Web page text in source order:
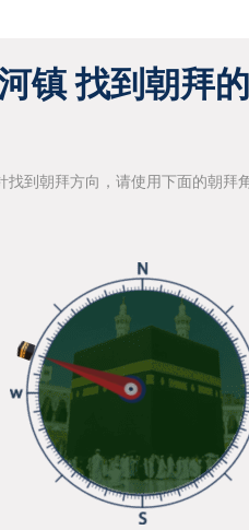
镇 找到朝拜
到朝拜方向，请使用下面的朝